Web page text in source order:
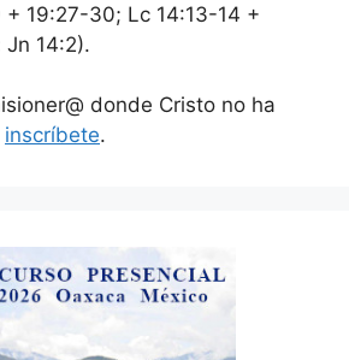
+ 19:27-30; Lc 14:13-14 +
14:2).
donde Cristo no ha
inscríbete.